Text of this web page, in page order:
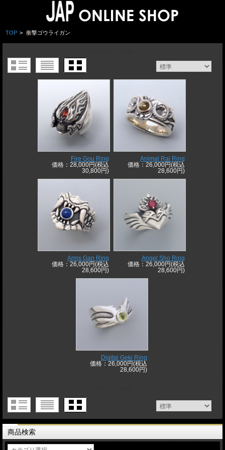
TOP > 衝撃ゴウライガン
Fire Gou Ring
価格：28,000円(税込
30,800円)
Animal Rai Ring
価格：26,000円(税込
28,600円)
Arms Gan Ring
価格：26,000円(税込
28,600円)
Angel Sho Ring
価格：26,000円(税込
28,600円)
Digital Geki Ring
価格：26,000円(税込
28,600円)
商品検索